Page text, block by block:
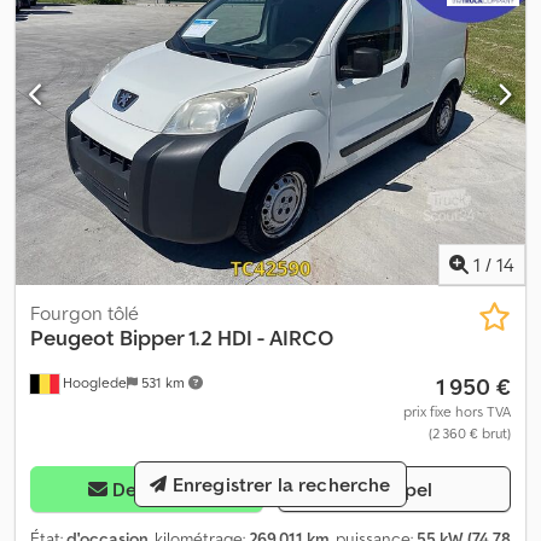
1 / 14
Hooglede 531 km
Fourgon tôlé
Peugeot Bipper 1.2 HDI - AIRCO
1 950 €
prix fixe hors TVA
(2 360 € brut)
Demander Appel
Enregistrer la recherche